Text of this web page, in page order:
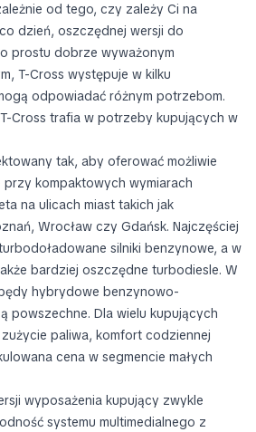
od tego, czy zależy Ci na
dzień, oszczędnej wersji do
prostu dobrze wyważonym
T-Cross występuje w kilku
odpowiadać różnym potrzebom.
Cross trafia w potrzeby kupujących w
tak, aby oferować możliwie
przy kompaktowych wymiarach
na ulicach miast takich jak
Wrocław czy Gdańsk. Najczęściej
silniki benzynowe, a w
bardziej oszczędne turbodiesle. W
hybrydowe benzynowo-
powszechne. Dla wielu kupujących
paliwa, komfort codziennej
cena w segmencie małych
wyposażenia kupujący zwykle
systemu multimedialnego z